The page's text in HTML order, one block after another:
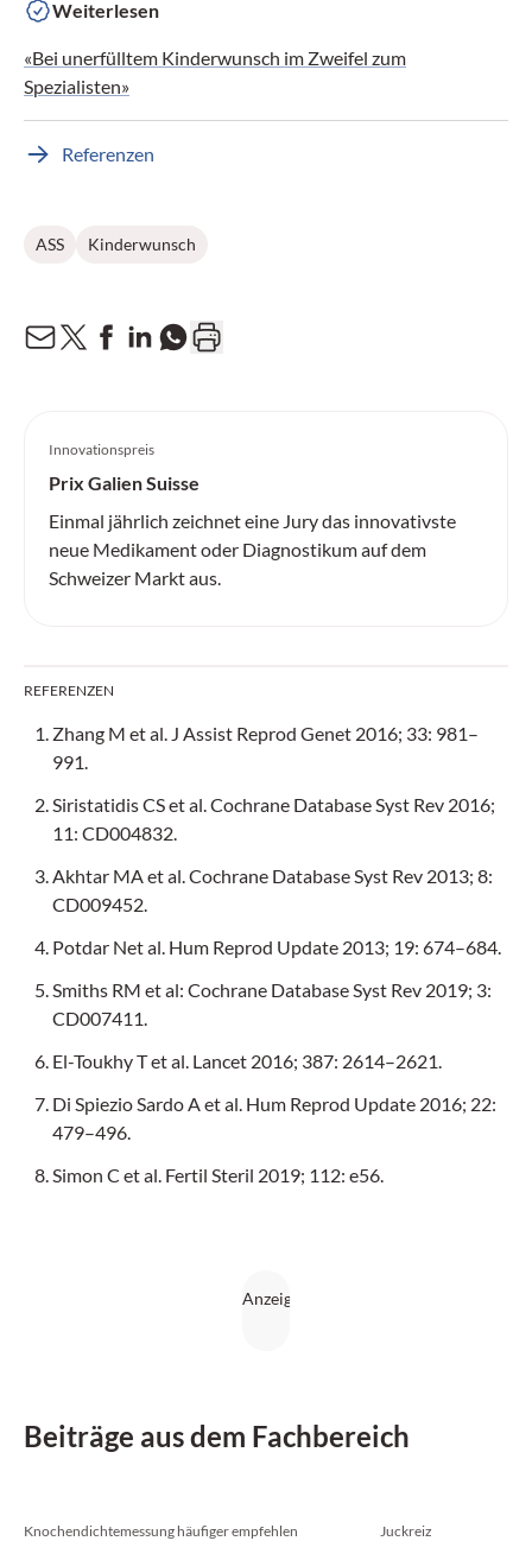
Weiterlesen
«Bei unerfülltem Kinderwunsch im Zweifel zum
Spezialisten»
Referenzen
ASS Kinderwunsch
Innovationspreis
Prix Galien Suisse
Einmal jährlich zeichnet eine Jury das innovativste
neue Medikament oder Diagnostikum auf dem
Schweizer Markt aus.
REFERENZEN
Zhang M et al. J Assist Reprod Genet 2016; 33: 981–
991.
Siristatidis CS et al. Cochrane Database Syst Rev 2016;
11: CD004832.
Akhtar MA et al. Cochrane Database Syst Rev 2013; 8:
CD009452.
Potdar Net al. Hum Reprod Update 2013; 19: 674–684.
Smiths RM et al: Cochrane Database Syst Rev 2019; 3:
CD007411.
El-Toukhy T et al. Lancet 2016; 387: 2614–2621.
Di Spiezio Sardo A et al. Hum Reprod Update 2016; 22:
479–496.
Simon C et al. Fertil Steril 2019; 112: e56.
Beiträge aus dem Fachbereich
Knochendichtemessung häufiger empfehlen Juckreiz